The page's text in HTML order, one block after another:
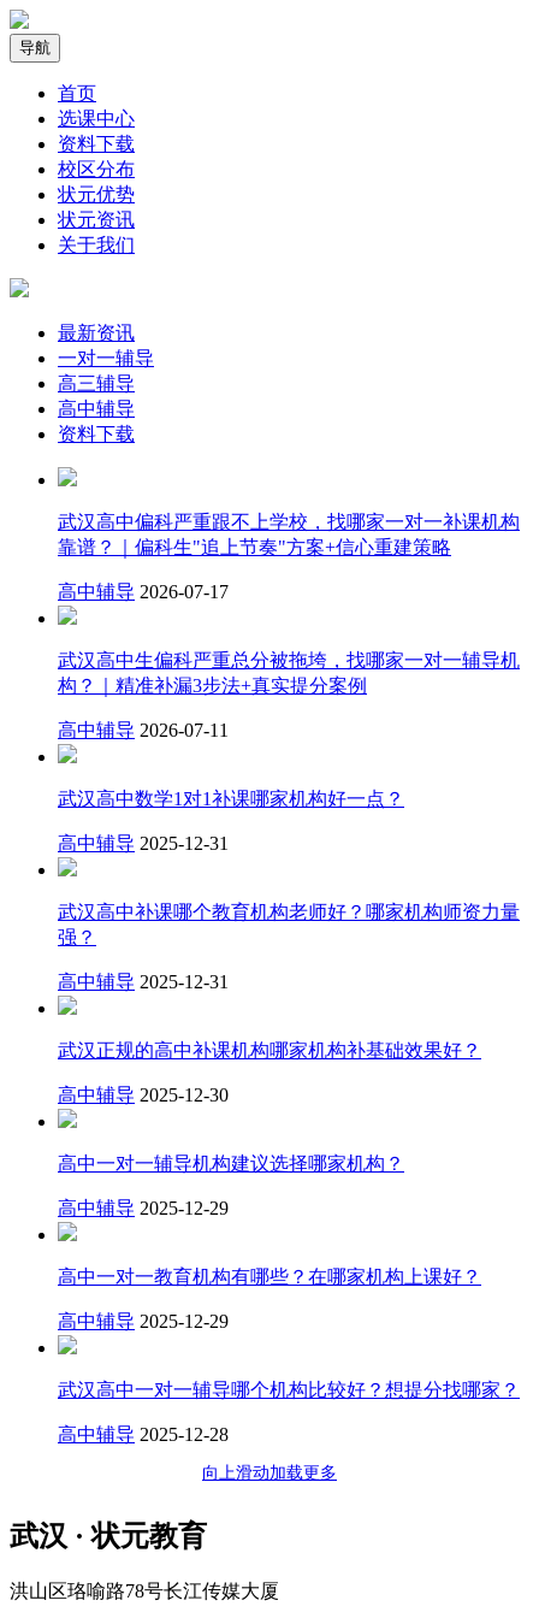
导航
首页
选课中心
资料下载
校区分布
状元优势
状元资讯
关于我们
最新资讯
一对一辅导
高三辅导
高中辅导
资料下载
武汉高中偏科严重跟不上学校，找哪家一对一补课机构
靠谱？｜偏科生"追上节奏"方案+信心重建策略
高中辅导 2026-07-17
武汉高中生偏科严重总分被拖垮，找哪家一对一辅导机
构？｜精准补漏3步法+真实提分案例
高中辅导 2026-07-11
武汉高中数学1对1补课哪家机构好一点？
高中辅导 2025-12-31
武汉高中补课哪个教育机构老师好？哪家机构师资力量
强？
高中辅导 2025-12-31
武汉正规的高中补课机构哪家机构补基础效果好？
高中辅导 2025-12-30
高中一对一辅导机构建议选择哪家机构？
高中辅导 2025-12-29
高中一对一教育机构有哪些？在哪家机构上课好？
高中辅导 2025-12-29
武汉高中一对一辅导哪个机构比较好？想提分找哪家？
高中辅导 2025-12-28
向上滑动加载更多
武汉 · 状元教育
洪山区珞喻路78号长江传媒大厦